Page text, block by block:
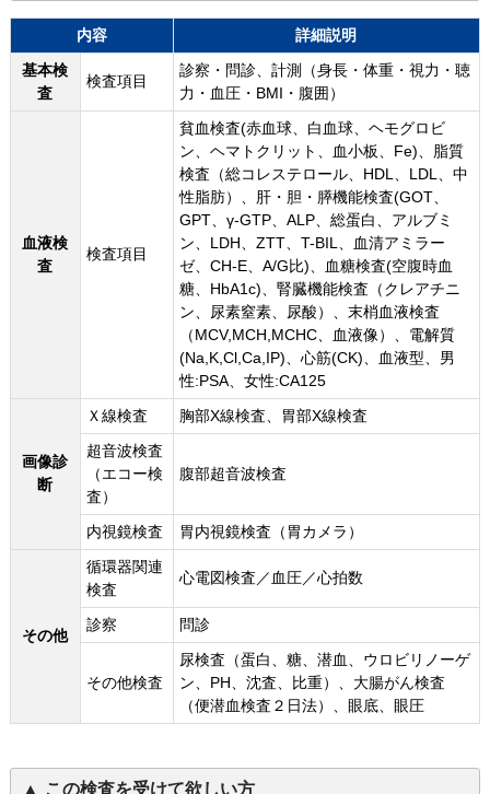
内容
詳細説明
基本検
査
検査項目
診察・問診、計測（身長・体重・視力・聴
力・血圧・BMI・腹囲）
血液検
査
検査項目
貧血検査(赤血球、白血球、ヘモグロビ
ン、ヘマトクリット、血小板、Fe)、脂質
検査（総コレステロール、HDL、LDL、中
性脂肪）、肝・胆・膵機能検査(GOT、
GPT、γ-GTP、ALP、総蛋白、アルブミ
ン、LDH、ZTT、T-BIL、血清アミラー
ゼ、CH-E、A/G比)、血糖検査(空腹時血
糖、HbA1c)、腎臓機能検査（クレアチニ
ン、尿素窒素、尿酸）、末梢血液検査
（MCV,MCH,MCHC、血液像）、電解質
(Na,K,Cl,Ca,IP)、心筋(CK)、血液型、男
性:PSA、女性:CA125
画像診
断
Ｘ線検査
胸部X線検査、胃部X線検査
超音波検査
（エコー検
査）
腹部超音波検査
内視鏡検査 胃内視鏡検査（胃カメラ）
その他
循環器関連
検査
心電図検査／血圧／心拍数
診察 問診
その他検査
尿検査（蛋白、糖、潜血、ウロビリノーゲ
ン、PH、沈査、比重）、大腸がん検査
（便潜血検査２日法）、眼底、眼圧
この検査を受けて欲しい方